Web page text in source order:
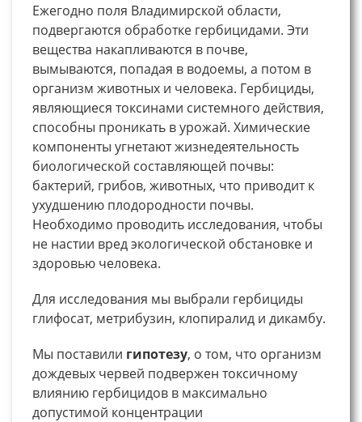
Ежегодно поля Владимирской области,
подвергаются обработке гербицидами. Эти
вещества накапливаются в почве,
вымываются, попадая в водоемы, а потом в
организм животных и человека. Гербициды,
являющиеся токсинами системного действия,
способны проникать в урожай. Химические
компоненты угнетают жизнедеятельность
биологической составляющей почвы:
бактерий, грибов, животных, что приводит к
ухудшению плодородности почвы.
Необходимо проводить исследования, чтобы
не настии вред экологической обстановке и
здоровью человека.
Для исследования мы выбрали гербициды
глифосат, метрибузин, клопиралид и дикамбу.
Мы поставили гипотезу, о том, что организм
дождевых червей подвержен токсичному
влиянию гербицидов в максимально
допустимой концентрации